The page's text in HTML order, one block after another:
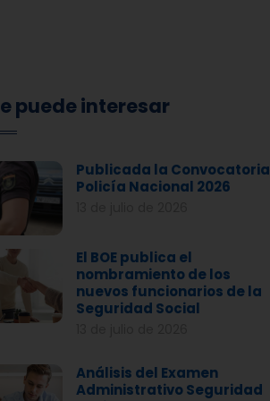
puede interesar
Publicada la Convocatoria
Policía Nacional 2026
El BOE publica el
nombramiento de los
nuevos funcionarios de la
Seguridad Social
Análisis del Examen
Administrativo Seguridad